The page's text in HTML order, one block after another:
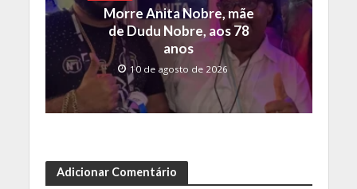
Morre Anita Nobre, mãe
de Dudu Nobre, aos 78
anos
10 de agosto de 2026
Adicionar Comentário